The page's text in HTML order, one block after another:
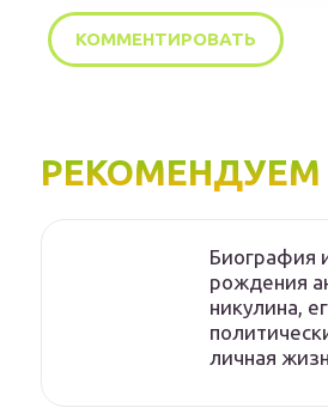
РЕКОМЕНДУЕМ
Биография
рождения
никулина,
личная